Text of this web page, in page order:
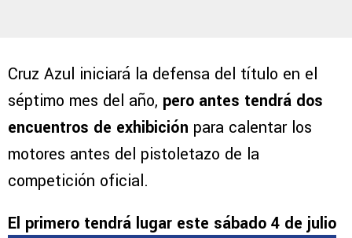
Cruz Azul iniciará la defensa del título en el
séptimo mes del año, pero antes tendrá dos
encuentros de exhibición para calentar los
motores antes del pistoletazo de la
competición oficial.
El primero tendrá lugar este sábado 4 de julio